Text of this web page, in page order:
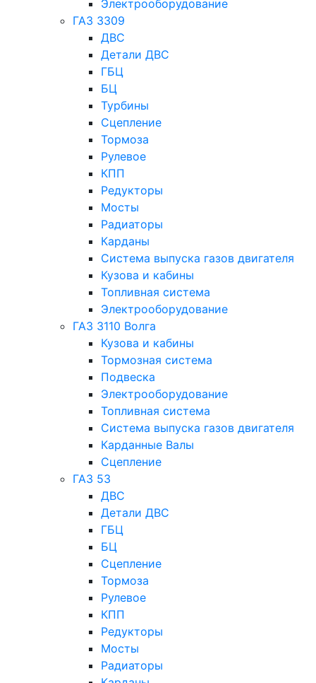
Электрооборудование
ГАЗ 3309
ДВС
Детали ДВС
ГБЦ
БЦ
Турбины
Сцепление
Тормоза
Рулевое
КПП
Редукторы
Мосты
Радиаторы
Карданы
Система выпуска газов двигателя
Кузова и кабины
Топливная система
Электрооборудование
ГАЗ 3110 Волга
Кузова и кабины
Тормозная система
Подвеска
Электрооборудование
Топливная система
Система выпуска газов двигателя
Карданные Валы
Сцепление
ГАЗ 53
ДВС
Детали ДВС
ГБЦ
БЦ
Сцепление
Тормоза
Рулевое
КПП
Редукторы
Мосты
Радиаторы